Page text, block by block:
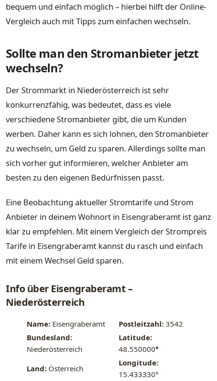
bequem und einfach möglich – hierbei hilft der Online-
Vergleich auch mit Tipps zum einfachen wechseln.
Sollte man den Stromanbieter jetzt
wechseln?
Der Strommarkt in Niederösterreich ist sehr
konkurrenzfähig, was bedeutet, dass es viele
verschiedene Stromanbieter gibt, die um Kunden
werben. Daher kann es sich lohnen, den Stromanbieter
zu wechseln, um Geld zu sparen. Allerdings sollte man
sich vorher gut informieren, welcher Anbieter am
besten zu den eigenen Bedürfnissen passt.
Eine Beobachtung aktueller Stromtarife und Strom
Anbieter in deinem Wohnort in Eisengraberamt ist ganz
klar zu empfehlen. Mit einem Vergleich der Strompreis
Tarife in Eisengraberamt kannst du rasch und einfach
mit einem Wechsel Geld sparen.
Info über Eisengraberamt –
Niederösterreich
Name: Eisengraberamt Postleitzahl: 3542
Bundesland:
Niederösterreich
Latitude:
48.550000°
Land: Österreich
Longitude:
15.433330°